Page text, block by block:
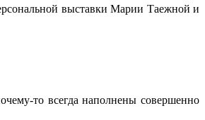
выставки Марии Таежной и
то всегда наполнены совершенно